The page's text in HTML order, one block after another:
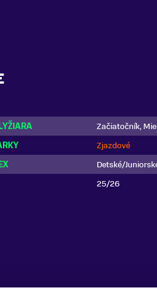
Začiatočník,
Zjazdové
Detské/
25/26